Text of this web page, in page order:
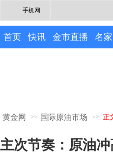
手机网
首页 快讯 金市直播 名家
黄金网 >> 国际原油市场 >> 正
主次节奏：原油